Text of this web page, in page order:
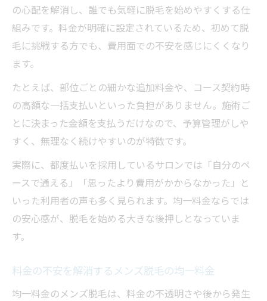
の心配を解消し、誰でも気軽に脱毛を始めやすくする仕
組みです。料金が明確に設定されているため、初めて脱
毛に挑戦する方でも、費用面での不安を感じにくくなり
ます。
たとえば、部位ごとの細かな追加料金や、コース契約時
の高額な一括支払いといった負担がありません。施術ご
とに決まった金額を支払うだけなので、予算管理がしや
すく、無理なく続けやすいのが特徴です。
実際に、都度払いを採用しているサロンでは「自分のペ
ースで通える」「思ったより費用がかからなかった」と
いった利用者の声も多く見られます。均一料金ならでは
の安心感が、脱毛を始める大きな後押しとなっていま
す。
料金の不安を解消するメンズ脱毛の均一料金
均一料金のメンズ脱毛は、料金の不透明さや後から発生